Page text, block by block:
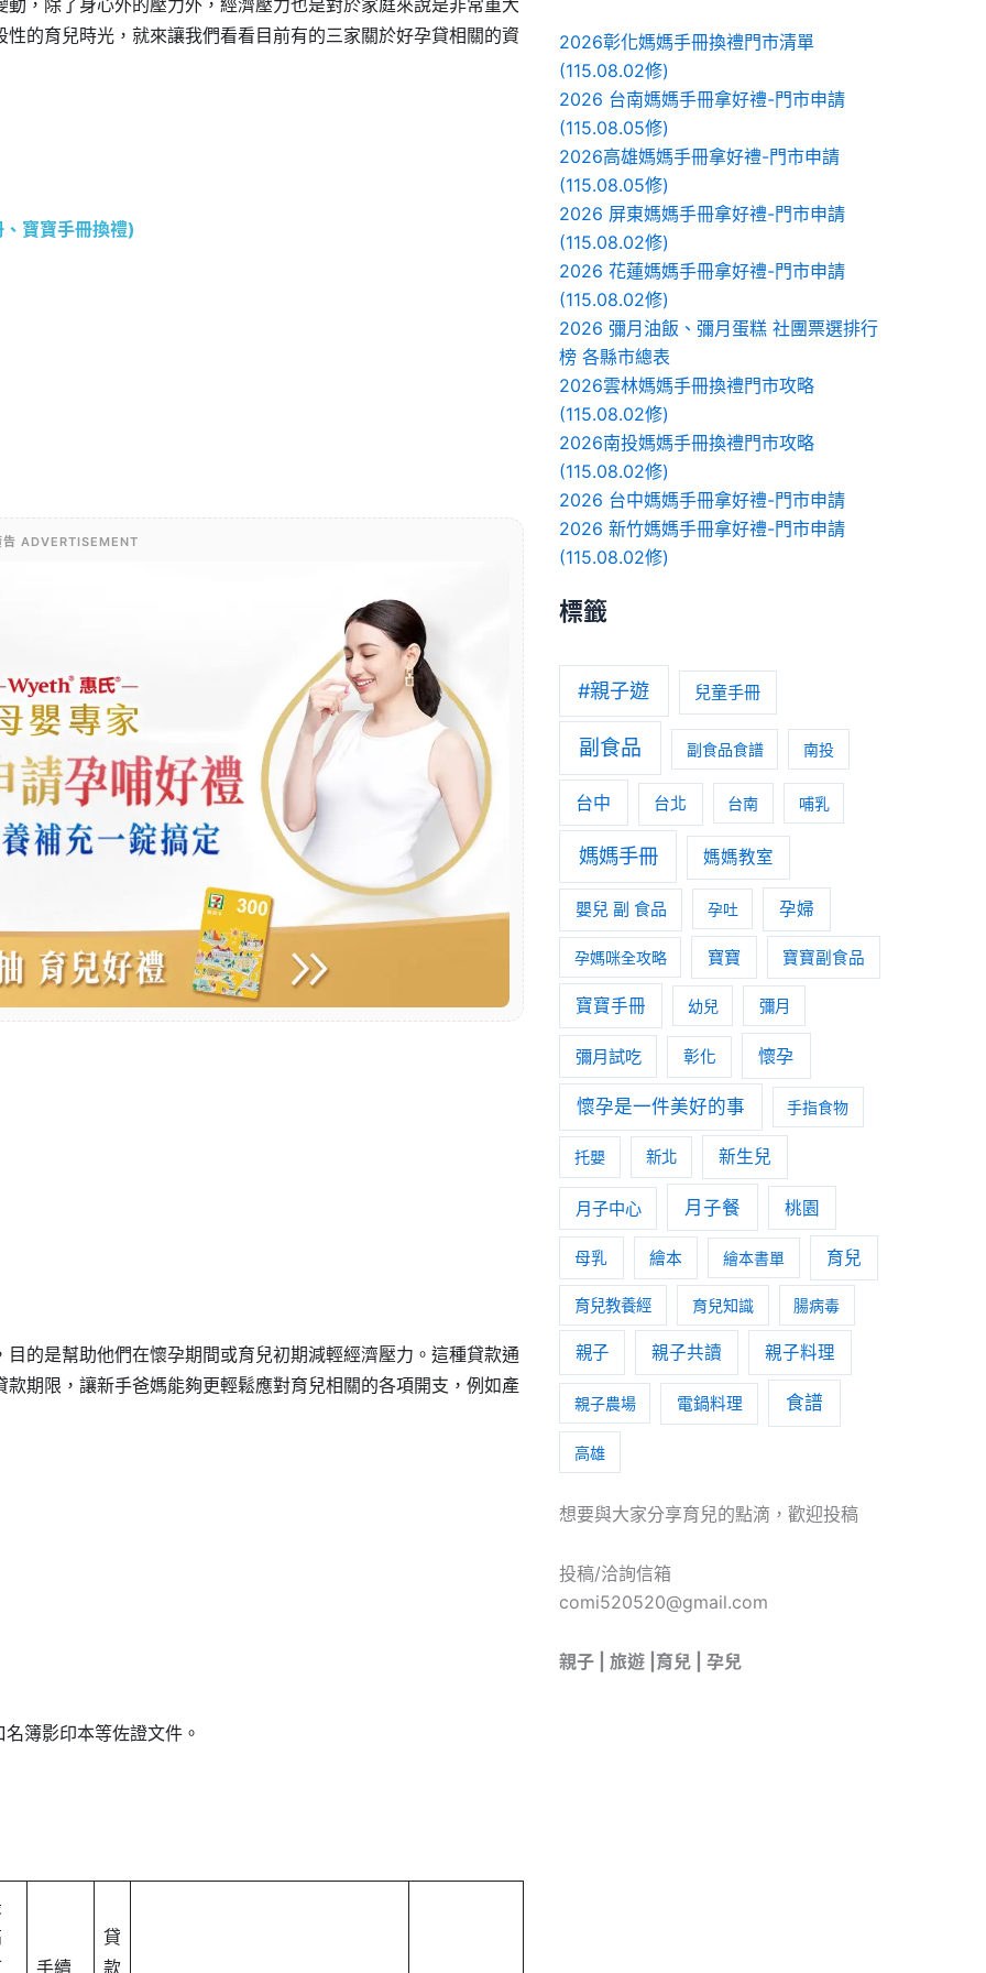
，除了身心外的壓力外，經濟壓力也是對於家庭來說是非常重大
的育兒時光，就來讓我們看看目前有的三家關於好孕貸相關的資
寶寶手冊換禮)
告 ADVERTISEMENT
的是幫助他們在懷孕期間或育兒初期減輕經濟壓力。這種貸款通
期限，讓新手爸媽能夠更輕鬆應對育兒相關的各項開支，例如產
簿影印本等佐證文件。
手續
貸
款
2026彰化媽媽手冊換禮門市清單
(115.08.02修)
2026 台南媽媽手冊拿好禮-門市申請
(115.08.05修)
2026高雄媽媽手冊拿好禮-門市申請
(115.08.05修)
2026 屏東媽媽手冊拿好禮-門市申請
(115.08.02修)
2026 花蓮媽媽手冊拿好禮-門市申請
(115.08.02修)
2026 彌月油飯、彌月蛋糕 社團票選排行
榜 各縣市總表
2026雲林媽媽手冊換禮門市攻略
(115.08.02修)
2026南投媽媽手冊換禮門市攻略
(115.08.02修)
2026 台中媽媽手冊拿好禮-門市申請
2026 新竹媽媽手冊拿好禮-門市申請
(115.08.02修)
標籤
#親子遊 兒童手冊
副食品 副食品食譜 南投
台中 台北 台南 哺乳
媽媽手冊 媽媽教室
嬰兒 副 食品 孕吐 孕婦
孕媽咪全攻略 寶寶 寶寶副食品
寶寶手冊 幼兒 彌月
彌月試吃 彰化 懷孕
懷孕是一件美好的事 手指食物
托嬰 新北 新生兒
月子中心 月子餐 桃園
母乳 繪本 繪本書單 育兒
育兒教養經 育兒知識 腸病毒
親子 親子共讀 親子料理
親子農場 電鍋料理 食譜
高雄
想要與大家分享育兒的點滴，歡迎投稿
投稿/洽詢信箱
comi520520@gmail.com
親子 | 旅遊 |育兒 | 孕兒